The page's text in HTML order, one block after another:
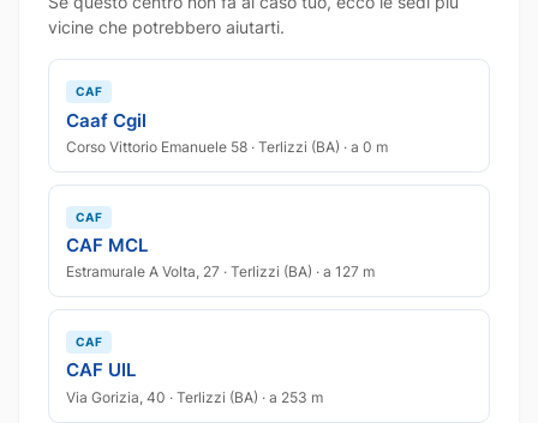
vicine che potrebbero aiutarti.
CAF
Caaf Cgil
Corso Vittorio Emanuele 58 · Terlizzi (BA) · a 0 m
CAF
CAF MCL
Estramurale A Volta, 27 · Terlizzi (BA) · a 127 m
CAF
CAF UIL
Via Gorizia, 40 · Terlizzi (BA) · a 253 m